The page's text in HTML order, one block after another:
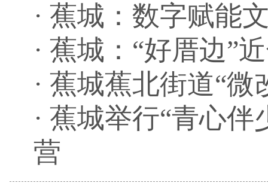
· 蕉城：数字赋能
· 蕉城：“好厝边”
· 蕉城蕉北街道“微
· 蕉城举行“青心伴
营